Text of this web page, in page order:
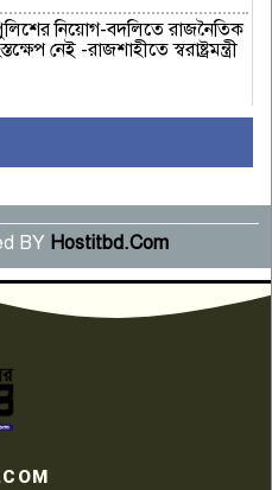
নিয়োগ-বদলিতে রাজনৈতিক
নেই -রাজশাহীতে স্বরাষ্ট্রমন্ত্রী
পূর্তি উদযাপন
সম্মেলনে অভিযোগ অস্বীকার
প্রণোদিত সংবাদ প্রকাশের
নাজির হাসানের
ঘরে ঢুকে স্কুল শিক্ষিকাকে হত্যা
ট্যাংকি থেকে লাশ উদ্ধার
সন্ত্রাসী হামলায় গুরুতর
BY Hostitbd.Com